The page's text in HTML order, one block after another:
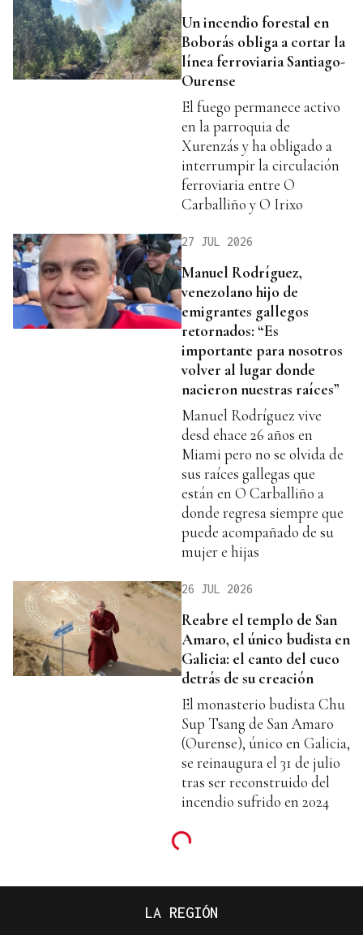
Un incendio forestal en
Boborás obliga a cortar la
línea ferroviaria Santiago-
Ourense
El fuego permanece activo
en la parroquia de
Xurenzás y ha obligado a
interrumpir la circulación
ferroviaria entre O
Carballiño y O Irixo
27 JUL 2026
Manuel Rodríguez,
venezolano hijo de
emigrantes gallegos
retornados: “Es
importante para nosotros
volver al lugar donde
nacieron nuestras raíces”
Manuel Rodríguez vive
desd ehace 26 años en
Miami pero no se olvida de
sus raíces gallegas que
están en O Carballiño a
donde regresa siempre que
puede acompañado de su
mujer e hijas
26 JUL 2026
Reabre el templo de San
Amaro, el único budista en
Galicia: el canto del cuco
detrás de su creación
El monasterio budista Chu
Sup Tsang de San Amaro
(Ourense), único en Galicia,
se reinaugura el 31 de julio
tras ser reconstruido del
incendio sufrido en 2024
LA REGIÓN